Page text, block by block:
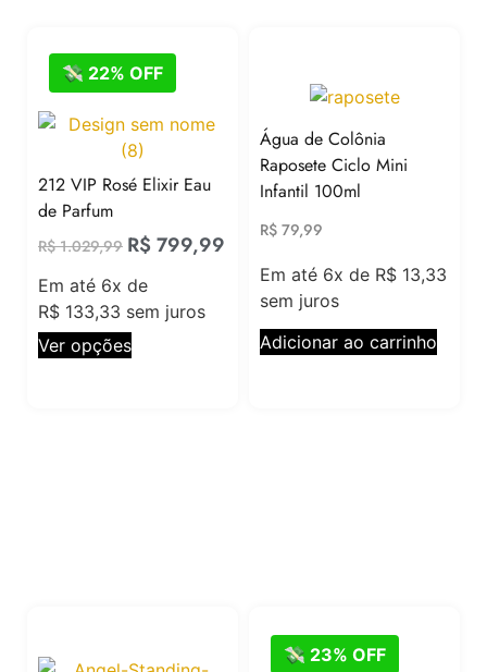
💸 22% OFF
212 VIP Rosé Elixir Eau
de Parfum
R$1.029,99 R$799,99
Em até 6x de
R$ 133,33 sem juros
Ver opções
Água de Colônia
Raposete Ciclo Mini
Infantil 100ml
R$ 79,99
Em até 6x de R$ 13,33
sem juros
Adicionar ao carrinho
💸 23% OFF